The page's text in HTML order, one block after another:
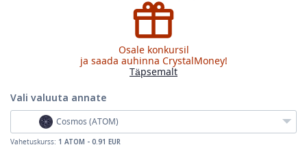
Osale konkursil
ja saada auhinna CrystalMoney!
Täpsemalt
Vali valuuta annate
Cosmos (ATOM)
Vahetuskurss: 1 ATOM - 0.91 EUR